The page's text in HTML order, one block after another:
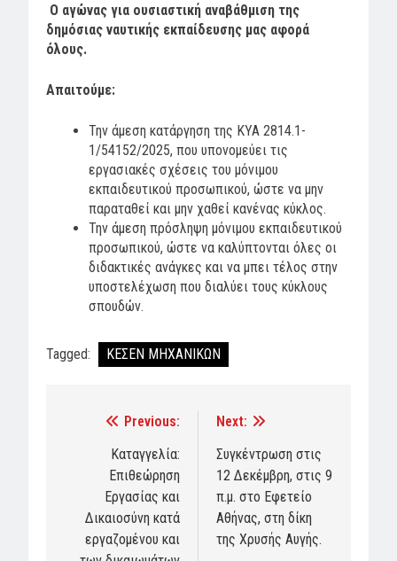
Ο αγώνας για ουσιαστική αναβάθμιση της
δημόσιας ναυτικής εκπαίδευσης μας αφορά
όλους.
Απαιτούμε:
Την άμεση κατάργηση της ΚΥΑ 2814.1-
1/54152/2025, που υπονομεύει τις
εργασιακές σχέσεις του μόνιμου
εκπαιδευτικού προσωπικού, ώστε να μην
παραταθεί και μην χαθεί κανένας κύκλος.
Την άμεση πρόσληψη μόνιμου εκπαιδευτικού
προσωπικού, ώστε να καλύπτονται όλες οι
διδακτικές ανάγκες και να μπει τέλος στην
υποστελέχωση που διαλύει τους κύκλους
σπουδών.
Tagged: ΚΕΣΕΝ ΜΗΧΑΝΙΚΩΝ
navigation
Previous:
Καταγγελία:
Επιθεώρηση
Εργασίας και
Δικαιοσύνη κατά
εργαζομένου και
Next:
Συγκέντρωση στις
12 Δεκέμβρη, στις 9
π.μ. στο Εφετείο
Αθήνας, στη δίκη
της Χρυσής Αυγής.